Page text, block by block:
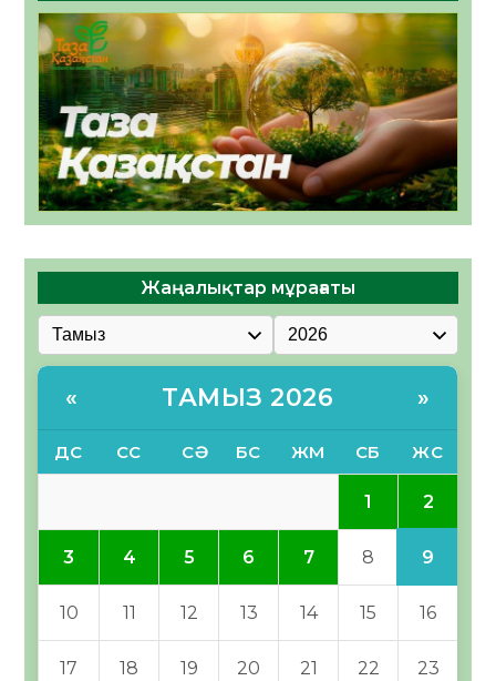
Жаңалықтар мұрағаты
« ТАМЫЗ 2026 »
ДС СС СӘ БС ЖМ СБ ЖС
1 2
3 4 5 6 7 8 9
10 11 12 13 14 15 16
17 18 19 20 21 22 23